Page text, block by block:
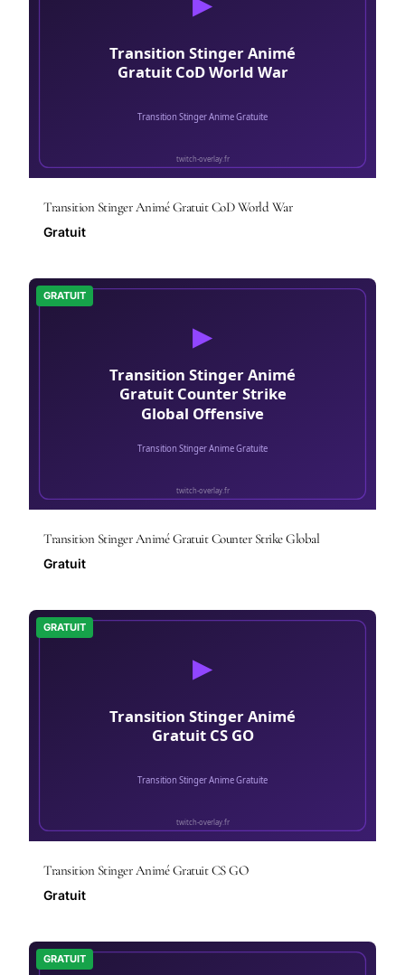
Transition Stinger Animé Gratuit CoD World War
Gratuit
GRATUIT
Transition Stinger Animé Gratuit Counter Strike Global
Gratuit
GRATUIT
Transition Stinger Animé Gratuit CS GO
Gratuit
GRATUIT